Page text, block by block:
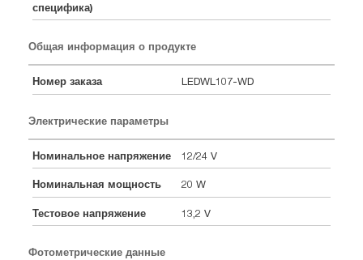
специфика)
Общая информация о продукте
Номер заказа LEDWL107-WD
Электрические параметры
Номинальное напряжение 12/24 V
Номинальная мощность 20 W
Тестовое напряжение 13,2 V
Фотометрические данные